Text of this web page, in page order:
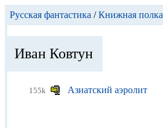
Русская фантастика /Книжная полка
Иван Ковтун
155k Азиатский аэролит